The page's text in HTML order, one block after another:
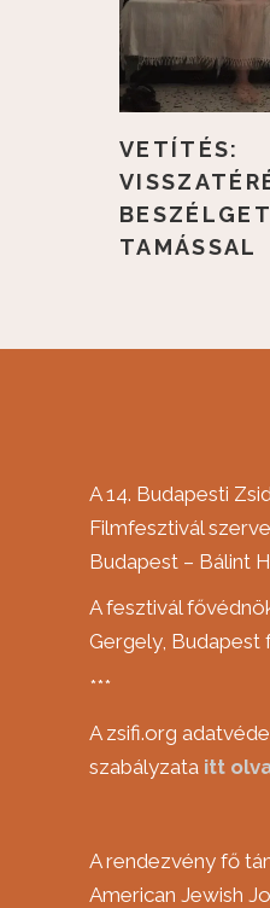
VETÍTÉS:
TAMÁSSAL
A 14. Budapesti
Filmfesztivál
Budapest – Bálint
A fesztivál
Gergely,
***
A zsifi.org
szabályzata itt
A rendezvény fő
American Jewish